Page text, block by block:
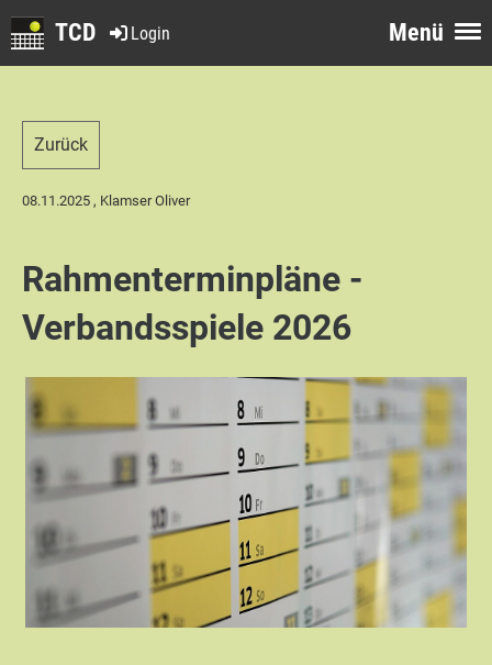
Menü
Login
TCD
Zurück
08.11.2025 , Klamser Oliver
Rahmenterminpläne -
Verbandsspiele 2026